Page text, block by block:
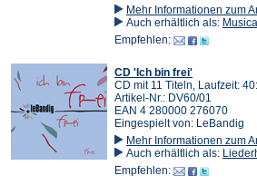
Mehr Informationen zum
Auch erhältlich als:
Empfehlen:
CD 'Ich bin frei'
CD mit 11 Titeln, Laufzeit:
Artikel-Nr.: DV60/01
EAN 4 280000 276070
Eingespielt von: LeBandig
Mehr Informationen zum
Auch erhältlich als:
Empfehlen: